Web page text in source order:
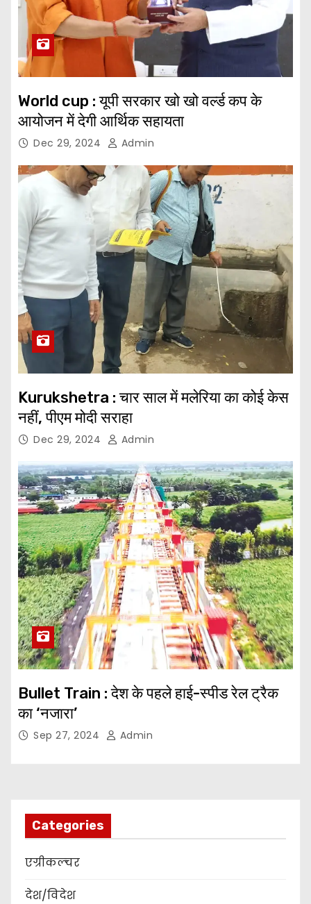
World cup : यूपी सरकार खो खो वर्ल्ड कप के
आयोजन में देगी आर्थिक सहायता
Dec 29, 2024 Admin
Kurukshetra : चार साल में मलेरिया का कोई केस
नहीं, पीएम मोदी सराहा
Dec 29, 2024 Admin
Bullet Train : देश के पहले हाई-स्पीड रेल ट्रैक
का ‘नजारा’
Sep 27, 2024 Admin
Categories
एग्रीकल्चर
देश/विदेश